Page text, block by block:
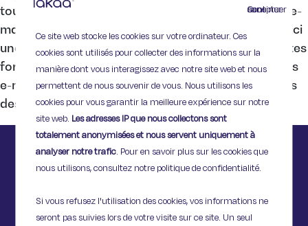
Continuer sans accepter
Ce site web stocke les cookies sur votre ordinateur. Ces
cookies sont utilisés pour collecter des informations sur la
manière dont vous interagissez avec notre site web et nous
permettent de nous souvenir de vous. Nous utilisons les
cookies pour vous garantir la meilleure expérience sur notre
site web. Les adresses IP que nous collectons sont
totalement anonymisées et nous servent uniquement à
analyser notre trafic. Pour en savoir plus sur les cookies que
nous utilisons, consultez notre politique de confidentialité.
Si vous refusez l'utilisation des cookies, vos informations ne
seront pas suivies lors de votre visite sur ce site. Un seul
toujours aisé de s’y retrouver parmi les nombreux e-
mails que l’on reçoit. Alors si vous utilisez Gmail, voici
une extension qui pourrait bien vous être utile ! Notes
for Gmail permet d’ajouter des Post-It virtuels à vos
e-mails : vous pourrez donc joindre à vos messages
des […]